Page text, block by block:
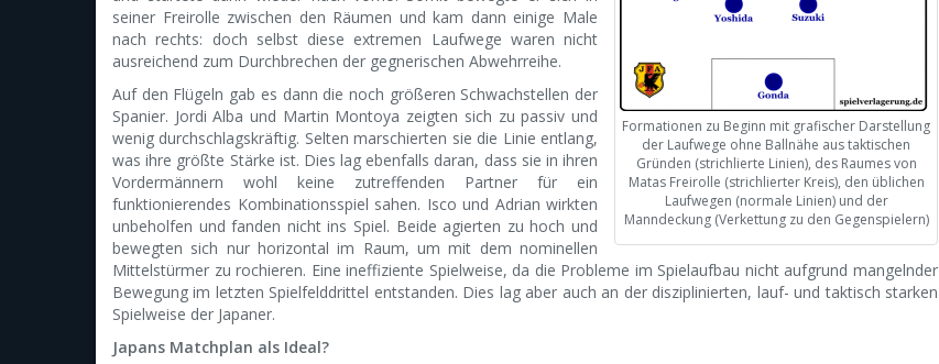
Formationen zu Beginn mit grafischer Darstellung
der Laufwege ohne Ballnähe aus taktischen
Gründen (strichlierte Linien), des Raumes von
Matas Freirolle (strichlierter Kreis), den üblichen
Laufwegen (normale Linien) und der
Manndeckung (Verkettung zu den Gegenspielern)
seiner Freirolle zwischen den Räumen und kam dann einige Male
nach rechts: doch selbst diese extremen Laufwege waren nicht
ausreichend zum Durchbrechen der gegnerischen Abwehrreihe.
Auf den Flügeln gab es dann die noch größeren Schwachstellen der
Spanier. Jordi Alba und Martin Montoya zeigten sich zu passiv und
wenig durchschlagskräftig. Selten marschierten sie die Linie entlang,
was ihre größte Stärke ist. Dies lag ebenfalls daran, dass sie in ihren
Vordermännern wohl keine zutreffenden Partner für ein
funktionierendes Kombinationsspiel sahen. Isco und Adrian wirkten
unbeholfen und fanden nicht ins Spiel. Beide agierten zu hoch und
bewegten sich nur horizontal im Raum, um mit dem nominellen
Mittelstürmer zu rochieren. Eine ineffiziente Spielweise, da die Probleme im Spielaufbau nicht aufgrund mangelnder
Bewegung im letzten Spielfelddrittel entstanden. Dies lag aber auch an der disziplinierten, lauf- und taktisch starken
Spielweise der Japaner.
Japans Matchplan als Ideal?